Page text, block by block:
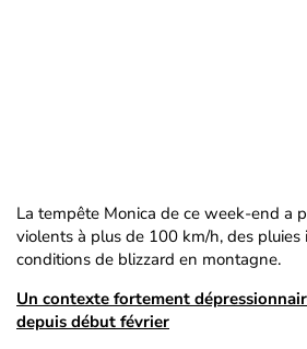
La tempête Monica de ce week-end a
violents à plus de 100 km/h, des pluies
conditions de blizzard en montagne.
Un contexte fortement
depuis début février